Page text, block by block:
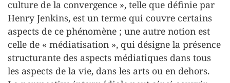
culture de la convergence », telle que définie par
Henry Jenkins, est un terme qui couvre certains
aspects de ce phénomène ; une autre notion est
celle de « médiatisation », qui désigne la présence
structurante des aspects médiatiques dans tous
les aspects de la vie, dans les arts ou en dehors.